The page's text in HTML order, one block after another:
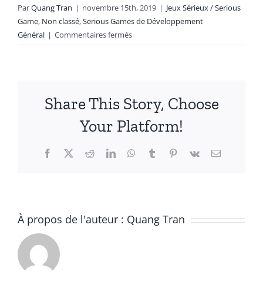
ParQuang Tran | novembre 15th, 2019 | Jeux Sérieux / Serious
Game, Non classé,Serious Games de Développement
Général | Commentaires ferméssur
Les
Share This Story, Choose
Your Platform!
Facebook
X RedditLinkedInWhatsApp
TumblrPinterest
Vk Email
À propos de l'auteur : Quang Tran